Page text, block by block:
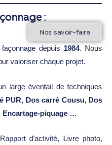
:
Nos savoir-faire
depuis 1984. Nous
valoriser chaque projet.
large éventail de techniques
PUR, Dos carré Cousu, Dos
Encartage-piquage …
d’activité, Livre photo,